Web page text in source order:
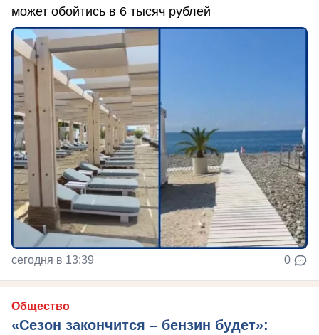
может обойтись в 6 тысяч рублей
сегодня в 13:39 0
Общество
«Сезон закончится – бензин будет»: